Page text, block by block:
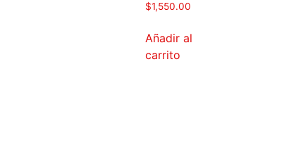
$1,550.00
Añadir al
carrito